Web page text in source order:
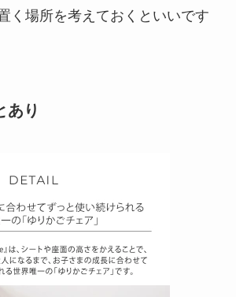
く場所を考えておくといいです
あり